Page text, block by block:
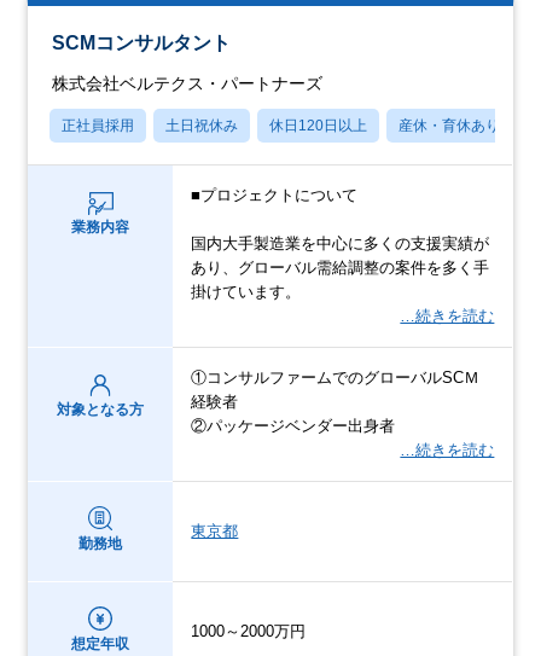
SCMコンサルタント
株式会社ベルテクス・パートナーズ
正社員採用 土日祝休み 休日120日以上 産休・育休あり
業務内容
■プロジェクトについて
国内大手製造業を中心に多くの支援実績が
あり、グローバル需給調整の案件を多く手
掛けています。
…続きを読む
対象となる方
①コンサルファームでのグローバルSCＭ
経験者
②パッケージベンダー出身者
…続きを読む
勤務地
東京都
想定年収
1000～2000万円